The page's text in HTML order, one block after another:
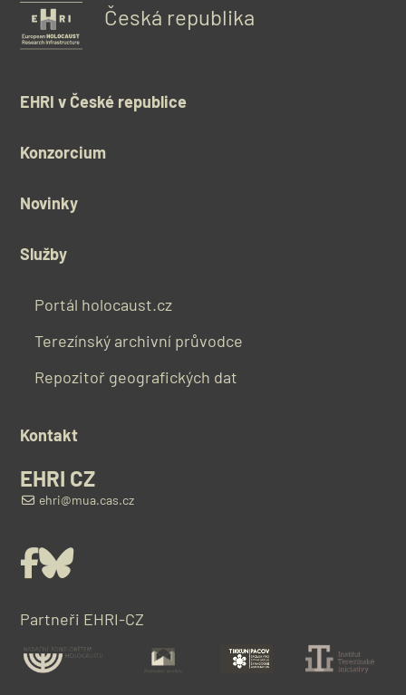
Česká republika
EHRI v České republice
Konzorcium
Novinky
Služby
Portál holocaust.cz
Terezínský archivní průvodce
Repozitoř geografických dat
Kontakt
EHRI CZ
ehri@mua.cas.cz
FacebookBluesky
Partneři EHRI-CZ